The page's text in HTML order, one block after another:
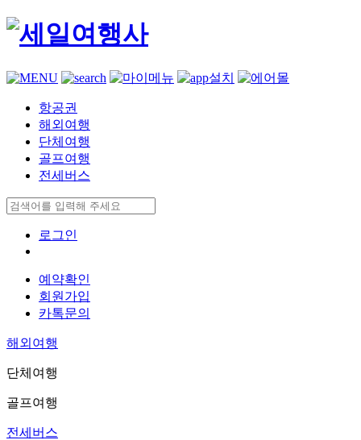
항공권
해외여행
단체여행
골프여행
전세버스
로그인
예약확인
회원가입
카톡문의
해외여행
단체여행
골프여행
전세버스